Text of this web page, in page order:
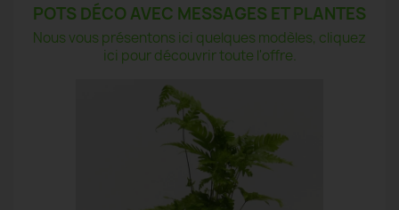
POTS DÉCO AVEC MESSAGES ET PLANTES
Nous vous présentons ici quelques modèles, cliquez
ici pour découvrir toute l'offre.